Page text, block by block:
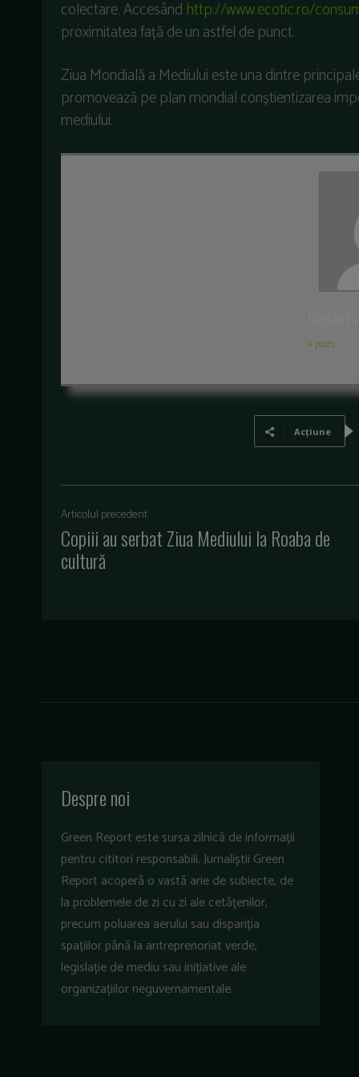
colectare. Accesând http://www.ecotic.ro/
proximitatea față de un astfel de punct.
Ziua Mondială a Mediului este una dintre
promovează pe plan mondial conștientizarea
mediului.
+ posts
Acțiune
Articolul precedent
Copiii au serbat Ziua Mediului la Roaba de
cultură
Despre noi
Green Report este sursa zilnică de informații
pentru cititori responsabili. Jurnaliștii Green
Report acoperă o vastă arie de subiecte, de
la problemele de zi cu zi ale cetățenilor,
precum poluarea aerului sau dispariția
spațiilor până la antreprenoriat verde,
legislație de mediu sau inițiative ale
organizațiilor neguvernamentale.